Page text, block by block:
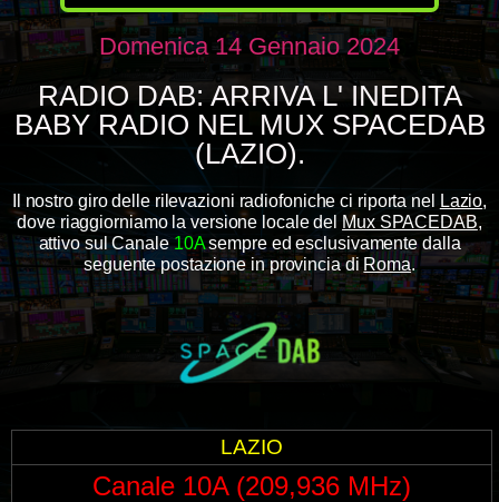
Domenica 14 Gennaio 2024
RADIO DAB: ARRIVA L' INEDITA
BABY RADIO NEL MUX SPACEDAB
(LAZIO).
Il nostro giro delle rilevazioni radiofoniche ci riporta nel Lazio,
dove riaggiorniamo la versione locale del Mux SPACEDAB,
attivo sul Canale10Asempre ed esclusivamente dalla
seguente postazione in provincia di Roma.
LAZIO
Canale 10A (209,936 MHz)